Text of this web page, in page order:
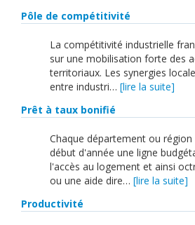
Pôle de compétitivité
La compétitivité industrielle
sur une mobilisation forte des
territoriaux. Les synergies
entre industri… [lire la suite]
Prêt à taux bonifié
Chaque département ou
début d'année une ligne
l'accès au logement et ainsi
ou une aide dire… [lire la suite]
Productivité